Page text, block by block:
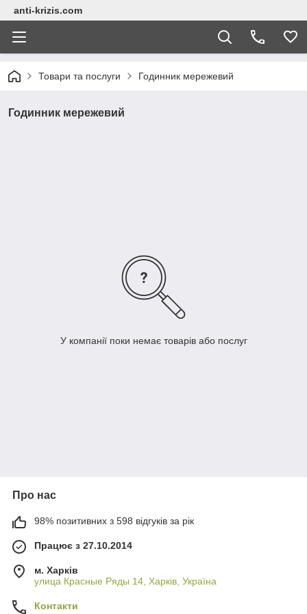
anti-krizis.com
Товари та послуги Годинник мережевий
Годинник мережевий
У компанії поки немає товарів або послуг
Про нас
98% позитивних з 598 відгуків за рік
Працює з 27.10.2014
м. Харків
улица Красные Ряды 14, Харків, Україна
Контакти